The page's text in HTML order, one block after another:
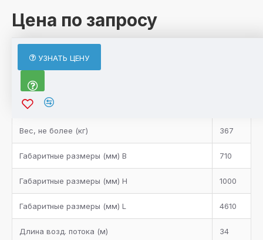
Цена по запросу
УЗНАТЬ ЦЕНУ
ХАРАКТЕРИСТИКИ
Характеристики товара
Bентилятор
Bес, не более (кг) 367
Габаритные размеры (мм) B 710
Габаритные размеры (мм) H 1000
Габаритные размеры (мм) L 4610
Длина возд. потока (м) 34